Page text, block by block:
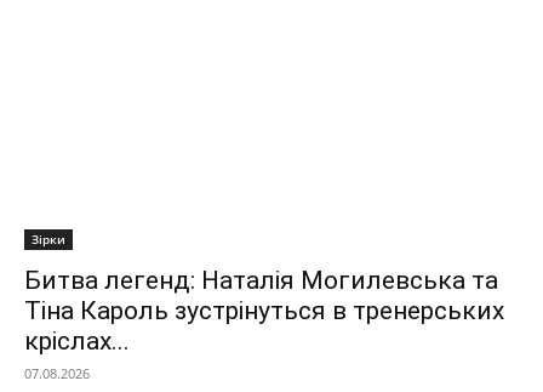
Зірки
Битва легенд: Наталія Могилевська та
Тіна Кароль зустрінуться в тренерських
кріслах...
07.08.2026